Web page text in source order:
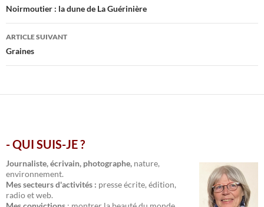
des
articles
Noirmoutier : la dune de La Guérinière
ARTICLE SUIVANT
Graines
- QUI SUIS-JE ?
Journaliste, écrivain, photographe, nature,
environnement.
Mes secteurs d'activités : presse écrite, édition,
radio et web.